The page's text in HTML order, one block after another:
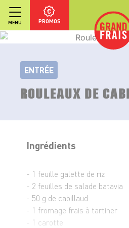
MENU PROMOS
ENTRÉE
ROULEAUX DE
Ingrédients
- 1 feuille galette de riz
- 2 feuilles de salade batavia
- 50 g de cabillaud
- 1 fromage frais à tartiner
- 1 carotte